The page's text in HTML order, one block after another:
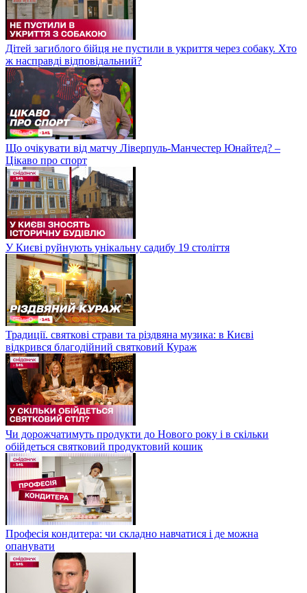
Дітей загиблого бійця не пустили в укриття через собаку. Хто
ж насправді відповідальний?
Що очікувати від матчу Ліверпуль-Манчестер Юнайтед? –
Цікаво про спорт
У Києві руйнують унікальну садибу 19 століття
Традиції. святкові страви та різдвяна музика: в Києві
відкрився благодійний святковий Кураж
Чи дорожчатимуть продукти до Нового року і в скільки
обійдеться святковий продуктовий кошик
Професія кондитера: чи складно навчатися і де можна
опанувати